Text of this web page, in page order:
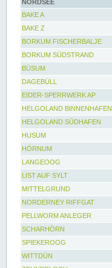
NORDSEE
BAKE A
BAKE Z
BORKUM FISCHERBALJE
BORKUM SÜDSTRAND
BÜSUM
DAGEBÜLL
EIDER-SPERRWERK AP
HELGOLAND BINNENHAFEN
HELGOLAND SÜDHAFEN
HUSUM
HÖRNUM
LANGEOOG
LIST AUF SYLT
MITTELGRUND
NORDERNEY RIFFGAT
PELLWORM ANLEGER
SCHARHÖRN
SPIEKEROOG
WITTDÜN